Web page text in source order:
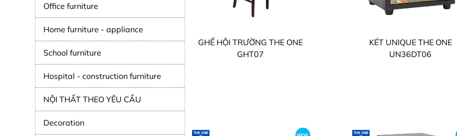
Office furniture
Home furniture - appliance
School furniture
Hospital - construction furniture
NỘI THẤT THEO YÊU CẦU
Decoration
GHẾ HỘI TRƯỜNG THE ONE
GHT07
KÉT UNIQUE THE ONE
UN36DT06